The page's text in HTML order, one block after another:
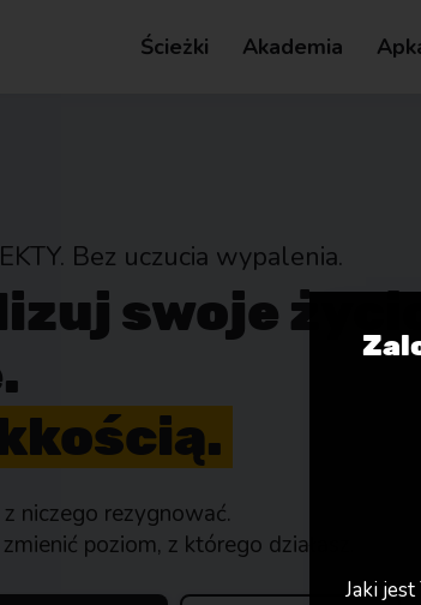
Ścieżki Akademia
Bez uczucia wypalenia.
swoje
niczego rezygnować.
poziom, z którego działasz.
Jaki